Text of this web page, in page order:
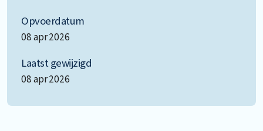
Opvoerdatum
08 apr 2026
Laatst gewijzigd
08 apr 2026